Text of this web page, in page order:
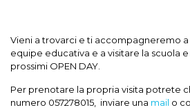
Vieni a trovarci e ti accompagneremo
equipe educativa e a visitare la scuola
prossimi OPEN DAY.
Per prenotare la propria visita potrete
numero 057278015, inviare una mail o